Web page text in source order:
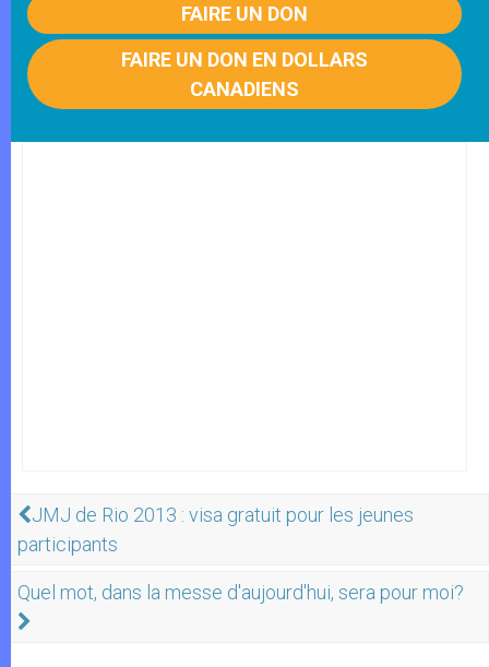
FAIRE UN DON
FAIRE UN DON EN DOLLARS
CANADIENS
JMJ de Rio 2013 : visa gratuit pour les jeunes
participants
Quel mot, dans la messe d'aujourd'hui, sera pour moi?